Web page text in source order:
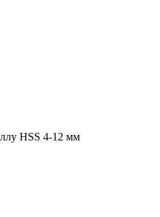
HSS 4-12 мм